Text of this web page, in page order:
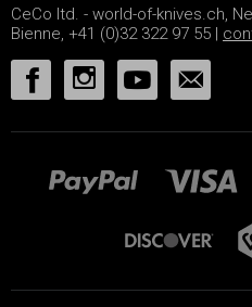
CeCo ltd. - world-of-knives.ch,
Bienne, +41 (0)32 322 97 55 |